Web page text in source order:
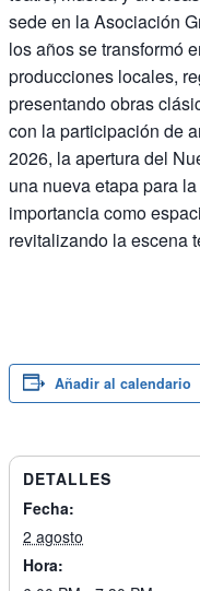
sede en la Asociación
los años se transformó
producciones locales,
presentando obras
con la participación de
2026, la apertura del
una nueva etapa para
importancia como
revitalizando la escena
Añadir al calendario
DETALLES
Fecha:
2 agosto
Hora: